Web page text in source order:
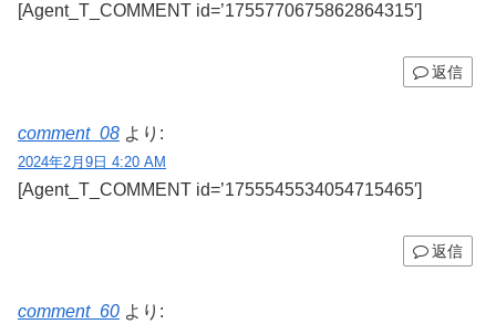
[Agent_T_COMMENT id=’1755770675862864315′]
返信
comment_08 より:
2024年2月9日 4:20 AM
[Agent_T_COMMENT id=’1755545534054715465′]
返信
comment_60 より: